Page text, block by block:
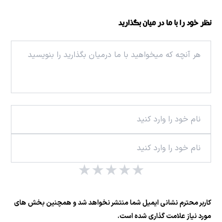
نظر خود را با ما در میان بگذارید
★
★
★
★
★
کاربر محترم نشانی ایمیل شما منتشر نخواهد شد و همچنین بخش های
مورد نیاز علامت گذاری شده است.